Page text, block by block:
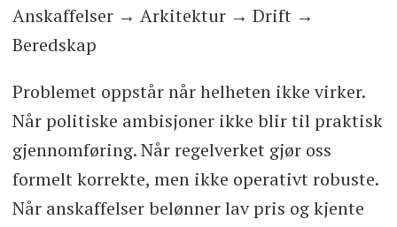
Anskaffelser → Arkitektur → Drift →
Beredskap
Problemet oppstår når helheten ikke virker.
Når politiske ambisjoner ikke blir til praktisk
gjennomføring. Når regelverket gjør oss
formelt korrekte, men ikke operativt robuste.
Når anskaffelser belønner lav pris og kjente